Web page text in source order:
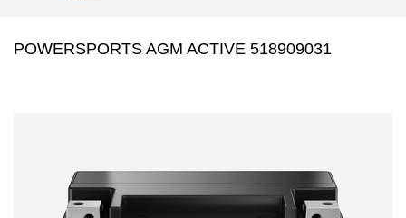
POWERSPORTS AGM ACTIVE 518909031